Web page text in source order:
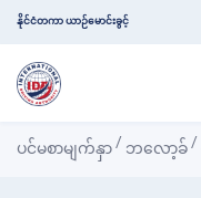
နိုင်ငံတကာ ယာဉ်မောင်းခွင့်
ပင်မစာမျက်နှာ / ဘလော့ခ် /